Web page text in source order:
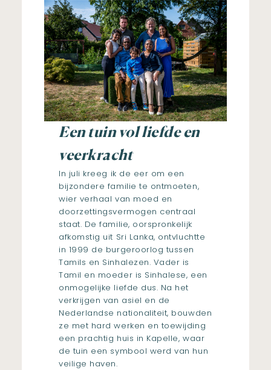
Een tuin vol liefde en
veerkracht
In juli kreeg ik de eer om een
bijzondere familie te ontmoeten,
wier verhaal van moed en
doorzettingsvermogen centraal
staat. De familie, oorspronkelijk
afkomstig uit Sri Lanka, ontvluchtte
in 1999 de burgeroorlog tussen
Tamils en Sinhalezen. Vader is
Tamil en moeder is Sinhalese, een
onmogelijke liefde dus. Na het
verkrijgen van asiel en de
Nederlandse nationaliteit, bouwden
ze met hard werken en toewijding
een prachtig huis in Kapelle, waar
de tuin een symbool werd van hun
veilige haven.